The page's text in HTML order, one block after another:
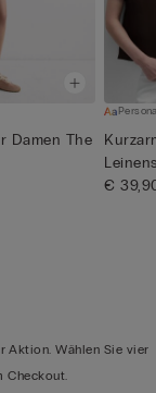
Damen The
€
Aktion. Wählen Sie vier
Checkout.